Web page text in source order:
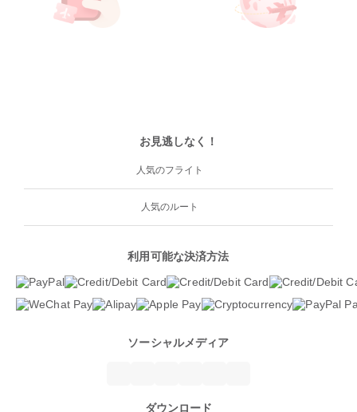
お見逃しなく！
人気のフライト
人気のルート
利用可能な決済方法
ソーシャルメディア
ダウンロード